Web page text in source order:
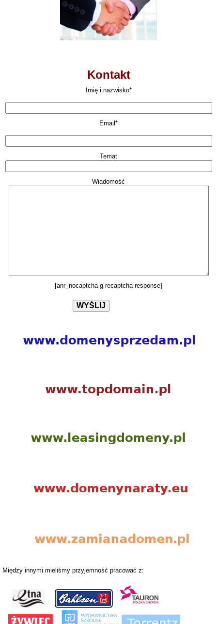
Kontakt
Imię i nazwisko*
Email*
Temat
Wiadomość
[anr_nocaptcha g-recaptcha-response]
Między innymi mieliśmy przyjemność pracować z: